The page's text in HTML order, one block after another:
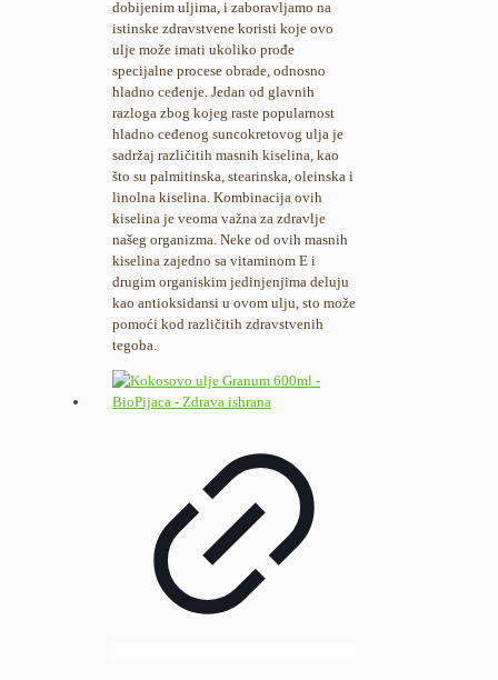
dobijenim uljima, i zaboravljamo na
istinske zdravstvene koristi koje ovo
ulje može imati ukoliko prođe
specijalne procese obrade, odnosno
hladno ceđenje. Jedan od glavnih
razloga zbog kojeg raste popularnost
hladno ceđenog suncokretovog ulja je
sadržaj različitih masnih kiselina, kao
što su palmitinska, stearinska, oleinska i
linolna kiselina. Kombinacija ovih
kiselina je veoma važna za zdravlje
našeg organizma. Neke od ovih masnih
kiselina zajedno sa vitaminom E i
drugim organiskim jedinjenjima deluju
kao antioksidansi u ovom ulju, sto može
pomoći kod različitih zdravstvenih
tegoba.